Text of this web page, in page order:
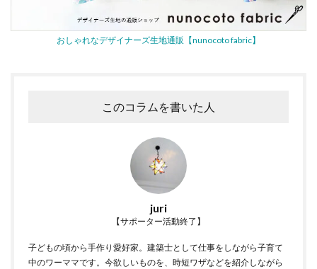
おしゃれなデザイナーズ生地通販【nunocoto fabric】
このコラムを書いた人
juri
【サポーター活動終了】
子どもの頃から手作り愛好家。建築士として仕事をしながら子育て
中のワーママです。今欲しいものを、時短ワザなどを紹介しながら